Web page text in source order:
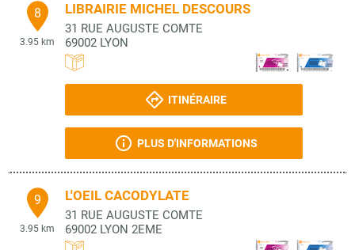
8
3.95 km
LIBRAIRIE MICHEL DESCOURS
31 RUE AUGUSTE COMTE
69002 LYON
ITINÉRAIRE
PLUS D'INFORMATIONS
9
3.95 km
L'OEIL CACODYLATE
31 RUE AUGUSTE COMTE
69002 LYON 2EME